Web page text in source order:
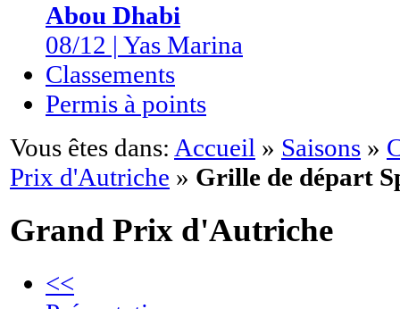
Abou Dhabi
08/12 | Yas Marina
Classements
Permis à points
Vous êtes dans: Accueil » Saisons »
Prix d'Autriche » Grille de départ
Grand Prix d'Autriche
<<